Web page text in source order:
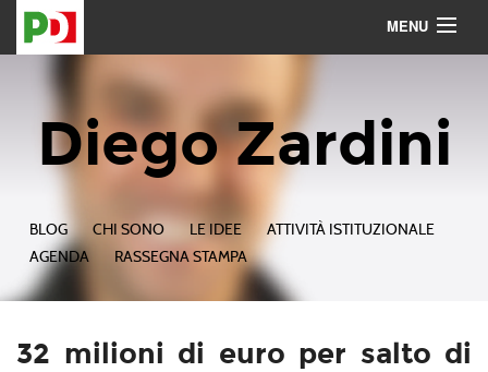
MENU
Diego Zardini
BLOG CHI SONO LE IDEE
ATTIVITÀ ISTITUZIONALE
AGENDA
RASSEGNA STAMPA
32 milioni di euro per salto di